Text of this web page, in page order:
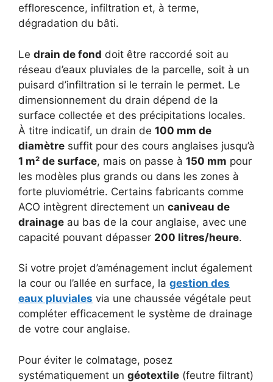
efflorescence, infiltration et, à terme,
dégradation du bâti.
Le drain de fond doit être raccordé soit au
réseau d’eaux pluviales de la parcelle, soit à un
puisard d’infiltration si le terrain le permet. Le
dimensionnement du drain dépend de la
surface collectée et des précipitations locales.
À titre indicatif, un drain de 100 mm de
diamètre suffit pour des cours anglaises jusqu’à
1 m² de surface, mais on passe à 150 mm pour
les modèles plus grands ou dans les zones à
forte pluviométrie. Certains fabricants comme
ACO intègrent directement un caniveau de
drainage au bas de la cour anglaise, avec une
capacité pouvant dépasser 200 litres/heure.
Si votre projet d’aménagement inclut également
la cour ou l’allée en surface, la gestion des
eaux pluviales via une chaussée végétale peut
compléter efficacement le système de drainage
de votre cour anglaise.
Pour éviter le colmatage, posez
systématiquement un géotextile (feutre filtrant)